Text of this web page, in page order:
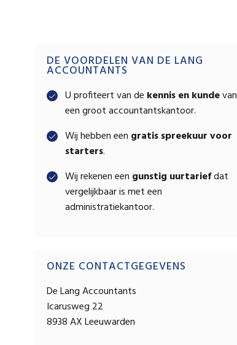
Primary
Sidebar
DE VOORDELEN VAN DE LANG
ACCOUNTANTS
U profiteert van de kennis en kundevan
een groot accountantskantoor.
Wij hebben een gratis spreekuur voor
starters.
Wij rekenen een gunstig uurtariefdat
vergelijkbaar is met een
administratiekantoor.
ONZE CONTACTGEGEVENS
De Lang Accountants
Icarusweg 22
8938 AX Leeuwarden